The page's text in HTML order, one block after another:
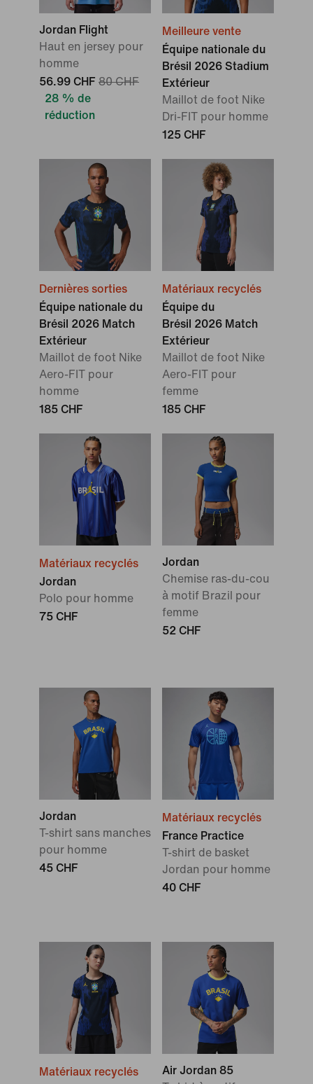
Jordan Flight
Haut en jersey pour
homme
56.99 CHF 80 CHF
28 % de
réduction
Meilleure vente
Équipe nationale du
Brésil 2026 Stadium
Extérieur
Maillot de foot Nike
Dri-FIT pour homme
125 CHF
Dernières sorties
Équipe nationale du
Brésil 2026 Match
Extérieur
Maillot de foot Nike
Aero-FIT pour
homme
185 CHF
Matériaux recyclés
Équipe du
Brésil 2026 Match
Extérieur
Maillot de foot Nike
Aero-FIT pour
femme
185 CHF
Matériaux recyclés
Jordan
Polo pour homme
75 CHF
Jordan
Chemise ras-du-cou
à motif Brazil pour
femme
52 CHF
Jordan
T-shirt sans manches
pour homme
45 CHF
Matériaux recyclés
France Practice
T-shirt de basket
Jordan pour homme
40 CHF
Matériaux recyclés
Air Jordan 85